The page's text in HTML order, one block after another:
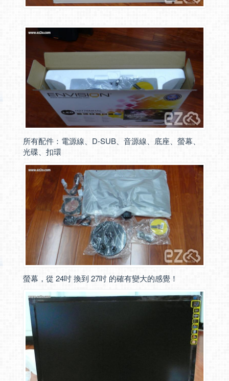
所有配件：電源線、D-SUB、音源線、底座、螢幕、
光碟、扣環
螢幕，從 24吋 換到 27吋 的確有變大的感覺！